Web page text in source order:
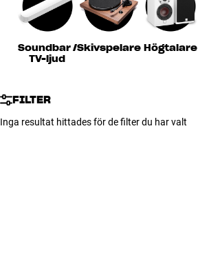
Kablar
Soundbar /
TV-ljud
Skivspelare Högtalare
FILTER
Inga resultat hittades för de filter du har valt